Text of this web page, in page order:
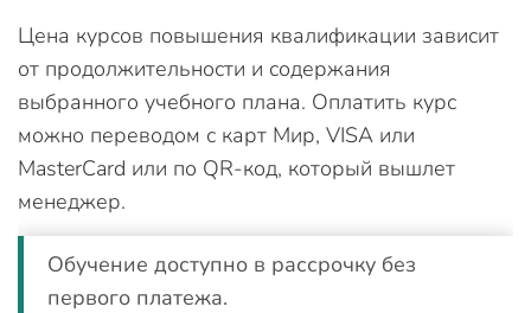
Цена курсов повышения квалификации зависит
от продолжительности и содержания
выбранного учебного плана. Оплатить курс
можно переводом с карт Мир, VISA или
MasterCard или по QR-код, который вышлет
менеджер.
Обучение доступно в рассрочку без
первого платежа.